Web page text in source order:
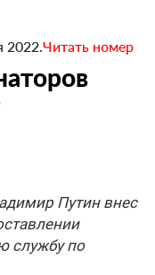
2022.Читать номер
Путин внес
службу по